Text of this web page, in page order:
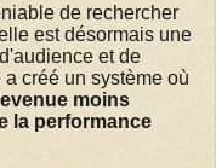
de rechercher
est désormais une
et de
créé un système où
moins
la performance